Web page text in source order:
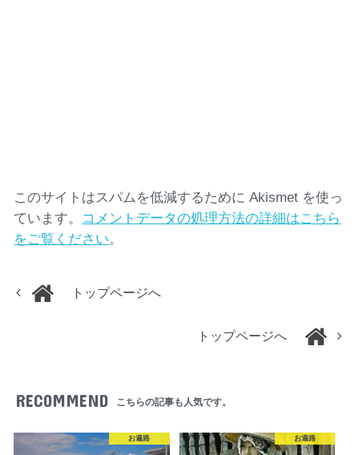
このサイトはスパムを低減するために Akismet を使っ
ています。 コメントデータの処理方法の詳細はこちら
をご覧ください。
トップページへ
トップページへ
RECOMMEND こちらの記事も人気です。
お遍路 お遍路